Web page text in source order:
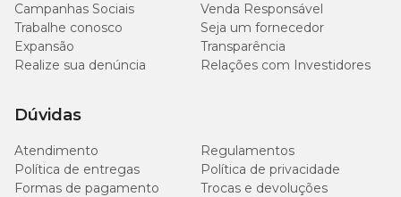
Recomendação diária
Pequeno (5 kg à 10 Kg) 2 unidades
Campanhas Sociais
Venda Responsável
Trabalhe conosco
Seja um fornecedor
Expansão
Transparência
Realize sua denúncia
Relações com Investidores
Dúvidas
Atendimento
Regulamentos
Política de entregas
Política de privacidade
Formas de pagamento
Trocas e devoluções